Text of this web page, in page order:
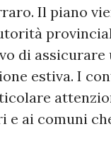
Il piano
di assicurare
estiva. I
e ai comuni